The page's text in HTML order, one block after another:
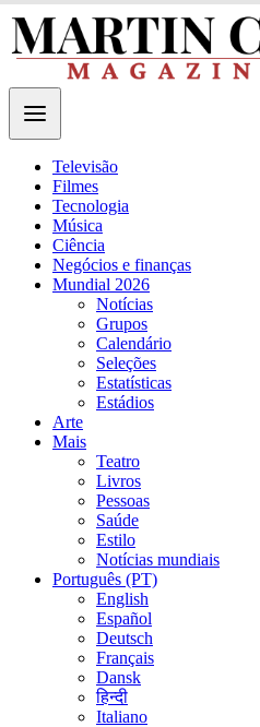
Televisão
Filmes
Tecnologia
Música
Ciência
Negócios e finanças
Mundial 2026
Notícias
Grupos
Calendário
Seleções
Estatísticas
Estádios
Arte
Mais
Teatro
Livros
Pessoas
Saúde
Estilo
Notícias mundiais
Português (PT)
English
Español
Deutsch
Français
Dansk
हिन्दी
Italiano